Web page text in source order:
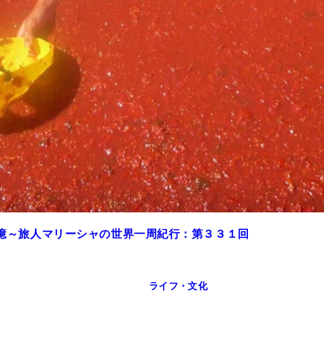
旅人マリーシャの世界一周紀行：第３３１回
ライフ・文化